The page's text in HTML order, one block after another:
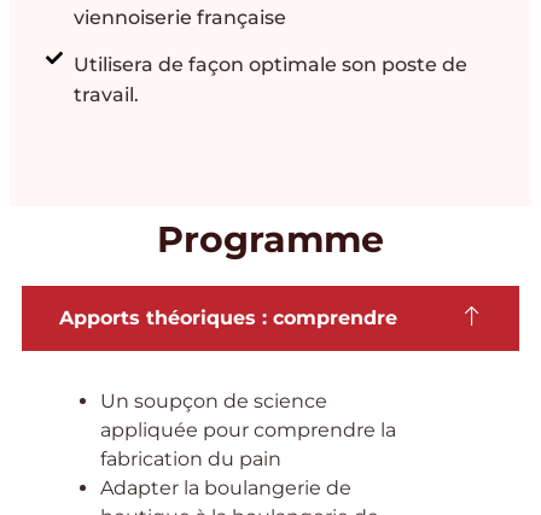
viennoiserie française
Utilisera de façon optimale son poste de
travail.
Programme
Apports théoriques : comprendre
Un soupçon de science
appliquée pour comprendre la
fabrication du pain
Adapter la boulangerie de